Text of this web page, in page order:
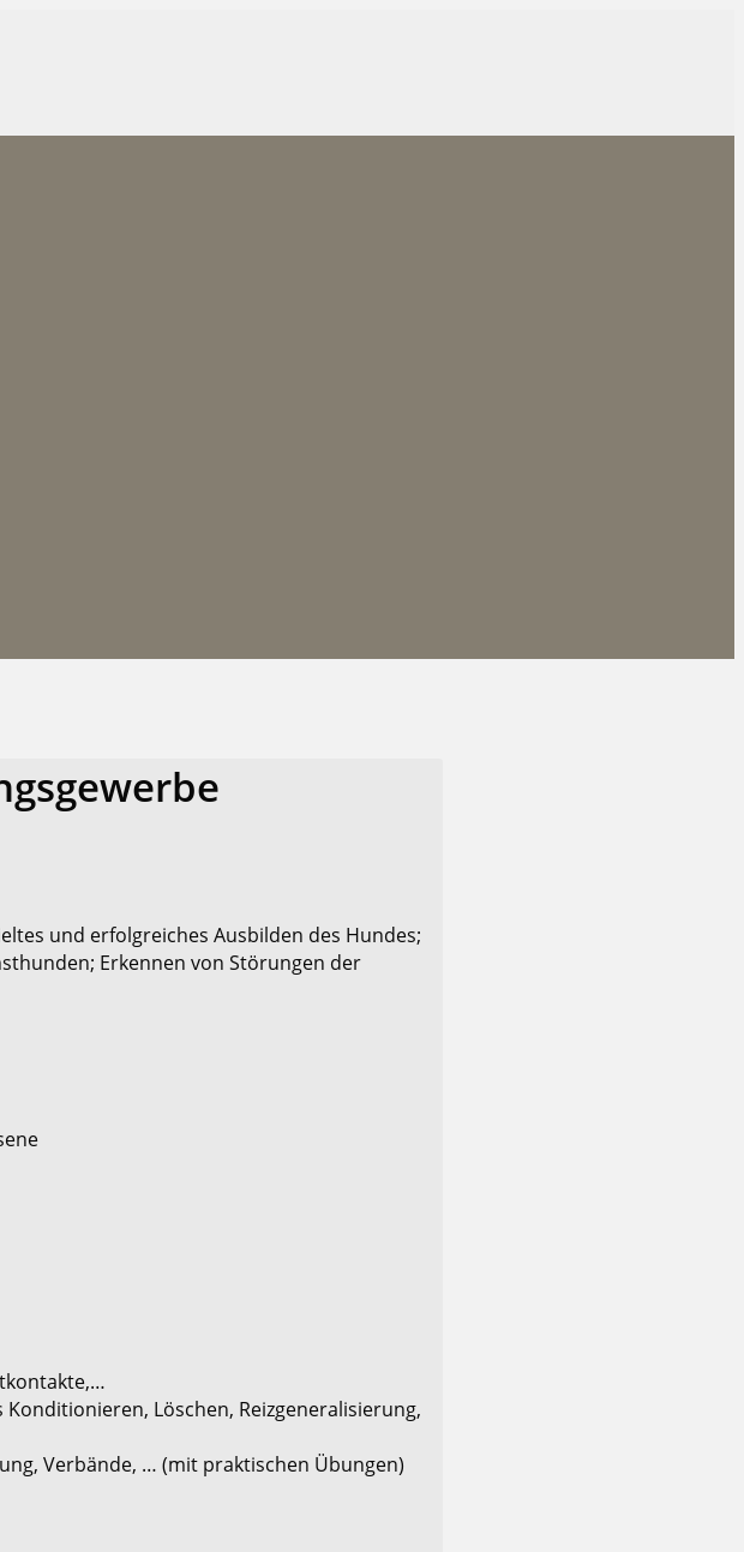
und erfolgreiches Ausbilden des Hundes;
Erkennen von Störungen der
Löschen, Reizgeneralisierung,
Verbände, … (mit praktischen Übungen)